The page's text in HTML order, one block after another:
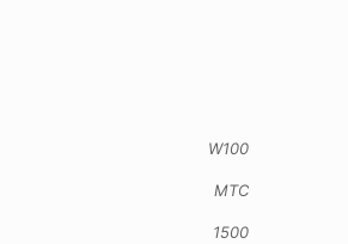
W100
MTC
1500